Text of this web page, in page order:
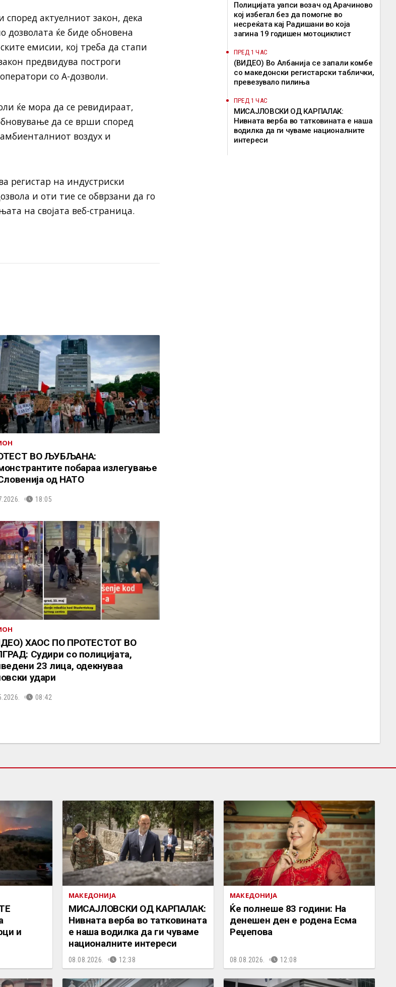
актуелниот закон, дека
дозволата ќе биде обновена
емисии, кој треба да стапи
предвидува построги
со А-дозволи.
ќе мора да се ревидираат,
да се врши според
воздух и
регистар на индустриски
и оти тие се обврзани да го
на својата веб-страница.
ВО ЉУБЉАНА:
побараа излегување
од НАТО
18:05
ХАОС ПО ПРОТЕСТОТ ВО
Судири со полицијата,
23 лица, одекнуваа
удари
08:42
Полицијата уапси возач од Арачиново
кој избегал без да помогне во
несреќата кај Радишани во која
загина 19 годишен мотоциклист
ПРЕД 1 ЧАС
(ВИДЕО) Во Албанија се запали комбе
со македонски регистарски таблички,
превезувало пилиња
ПРЕД 1 ЧАС
МИСАЈЛОВСКИ ОД КАРПАЛАК:
Нивната верба во татковината е наша
водилка да ги чуваме националните
интереси
и
МАКЕДОНИЈА
МИСАЈЛОВСКИ ОД КАРПАЛАК:
Нивната верба во татковината
е наша водилка да ги чуваме
националните интереси
08.08.2026. 12:38
МАКЕДОНИЈА
Ќе полнеше 83 години: На
денешен ден е родена Есма
Реџепова
08.08.2026. 12:08